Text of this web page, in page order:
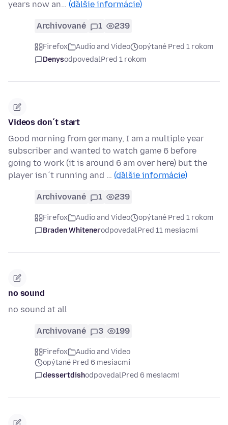
years now an… (ďalšie informácie)
Archivované 1 239
Firefox Audio and Video
opýtané Pred 1 rokom
DenysodpovedalPred 1 rokom
Videos don´t start
Good morning from germany, I am a multiple year
subscriber and wanted to watch game 6 before
going to work (it is around 6 am over here) but the
player isn´t running and … (ďalšie informácie)
Archivované 1 239
Firefox Audio and Video
opýtané Pred 1 rokom
Braden WhitenerodpovedalPred 11 mesiacmi
no sound
no sound at all
Archivované 3 199
Firefox
Audio and Video
opýtané Pred 6 mesiacmi
dessertdishodpovedalPred 6 mesiacmi